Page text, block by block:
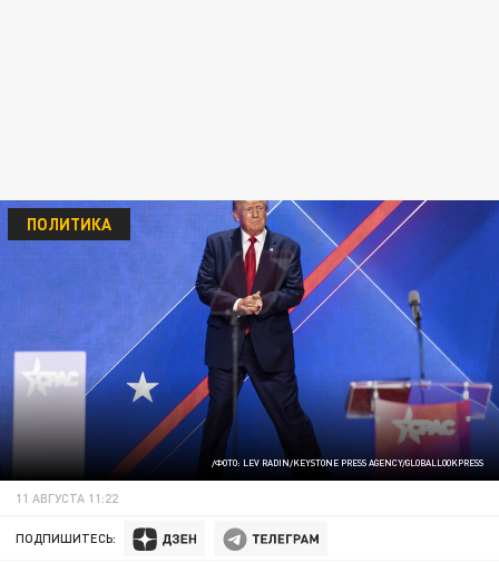
/ФОТО: LEV RADIN/KEYSTONE PRESS AGENCY/GLOBALLOOKPRESS
ПОЛИТИКА
11 АВГУСТА 11:22
ПОДПИШИТЕСЬ: